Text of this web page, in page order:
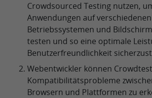
Crowdsourced Testing nutzen,
Anwendungen auf
Betriebssystemen und
testen und so eine optimale
Benutzerfreundlichkeit
Webentwickler können
Kompatibilitätsprobleme
Browsern und Plattformen zu